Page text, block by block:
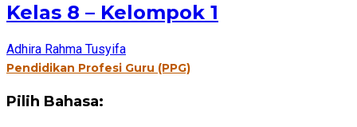
Kelas 8 – Kelompok 1
Adhira Rahma Tusyifa
Pendidikan Profesi Guru (PPG)
Pilih Bahasa: